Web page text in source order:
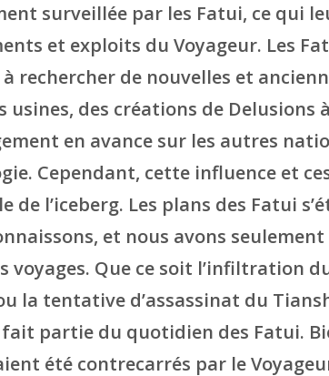
surveillée par les Fatui, ce qui
et exploits du Voyageur. Les
rechercher de nouvelles et
usines, des créations de Delusions
en avance sur les autres
Cependant, cette influence et
de l’iceberg. Les plans des Fatui
et nous avons
voyages. Que ce soit l’infiltration
la tentative d’assassinat du
partie du quotidien des Fatui.
été contrecarrés par le